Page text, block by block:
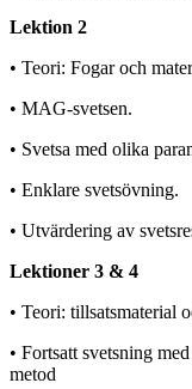
Lektion 2
• Teori: Fogar och
• MAG-svetsen.
• Svetsa med olika
• Enklare svetsövning.
• Utvärdering av
Lektioner 3 & 4
• Teori: tillsatsmaterial
• Fortsatt svetsning
metod